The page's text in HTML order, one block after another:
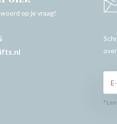
op je vraag!
*